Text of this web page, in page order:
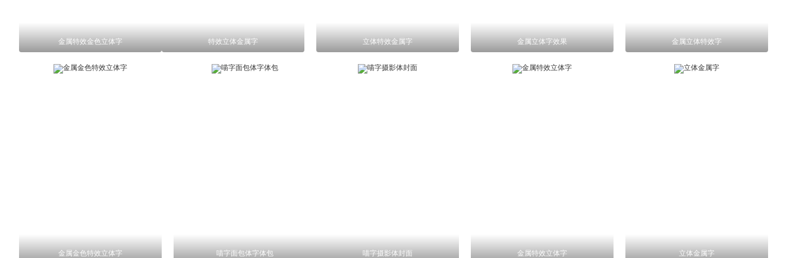
金属特效金色立体字 特效立体金属字 立体特效金属字 金属立体字效果 金属立体特效字
金属金色特效立体字 喵字面包体字体包 喵字摄影体封面 金属特效立体字 立体金属字